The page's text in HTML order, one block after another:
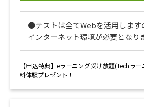
●テストは全てWebを活用します
インターネット環境が必要となり
【申込特典】 eラーニング受け放題(Techラー
料体験プレゼント！